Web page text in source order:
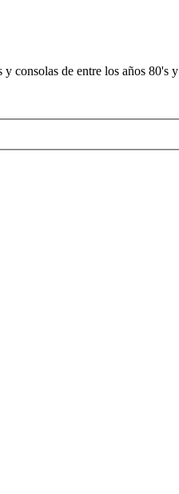
consolas de entre los años 80's